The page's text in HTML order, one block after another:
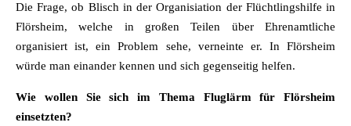
Die Frage, ob Blisch in der Organisiation der Flüchtlingshilfe in
Flörsheim, welche in großen Teilen über Ehrenamtliche
organisiert ist, ein Problem sehe, verneinte er. In Flörsheim
würde man einander kennen und sich gegenseitig helfen.
Wie wollen Sie sich im Thema Fluglärm für Flörsheim
einsetzten?